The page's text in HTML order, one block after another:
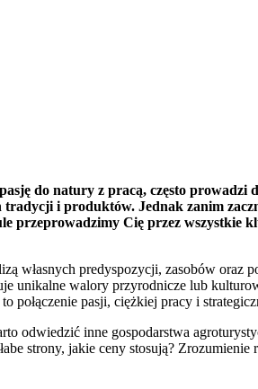
do natury z pracą, często
i produktów. Jednak zanim
przeprowadzimy Cię przez wszystkie
własnych predyspozycji, zasobów
unikalne walory przyrodnicze lub
połączenie pasji, ciężkiej pracy i
odwiedzić inne gospodarstwa
strony, jakie ceny stosują?